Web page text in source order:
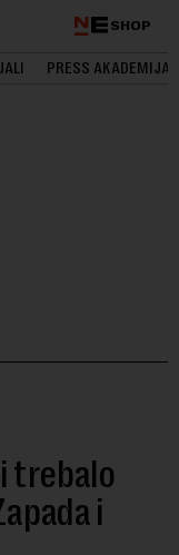
SHOP
PRESS AKADEMIJA
trebalo
i